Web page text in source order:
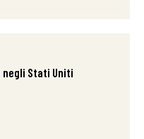
negli Stati Uniti